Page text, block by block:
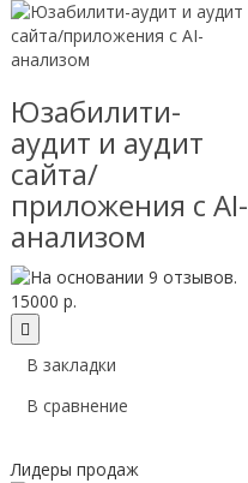
Юзабилити-
аудит и аудит
сайта/
приложения с AI-
анализом
15000 р.
В закладки
В сравнение
Лидеры продаж